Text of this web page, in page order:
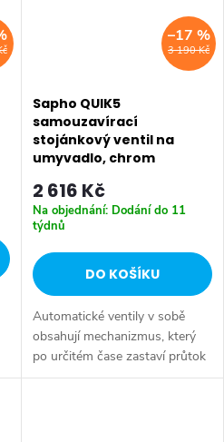
3 190 Kč
–17 %
Sapho QUIK5
samouzavírací
stojánkový ventil na
umyvadlo, chrom
2 616 Kč
Na objednání: Dodání do 11
týdnů
DO KOŠÍKU
Automatické ventily v sobě
obsahují mechanizmus, který
po určitém čase zastaví průtok
vody. U umyvadlových ventilů